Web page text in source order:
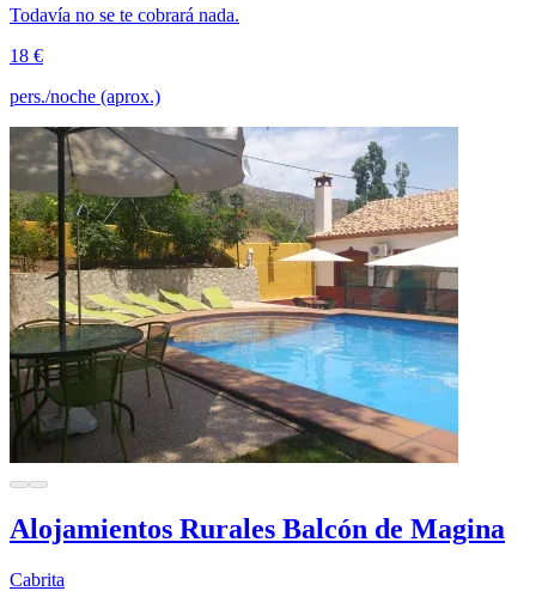
Todavía no se te cobrará nada.
18 €
pers./noche (aprox.)
Alojamientos Rurales Balcón de Magina
Cabrita